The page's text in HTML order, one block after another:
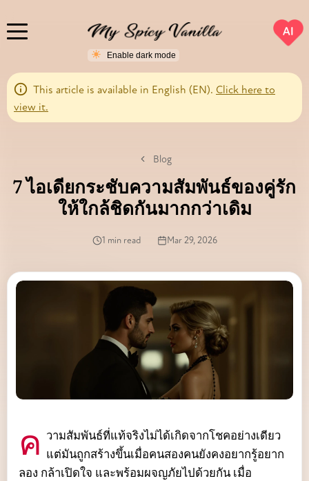
AI
This article is available in English (EN). Click here to
view it.
Blog
7 ไอเดียกระชับความสัมพันธ์ของคู่รัก
ให้ใกล้ชิดกันมากกว่าเดิม
1 min read Mar 29, 2026
ความสัมพันธ์ที่แท้จริงไม่ได้เกิดจากโชคอย่างเดียว แต่มันถูกสร้างขึ้นเมื่อคนสองคนยังคงอยากรู้อยาก
ลอง กล้าเปิดใจ และพร้อมผจญภัยไปด้วยกัน เมื่อ